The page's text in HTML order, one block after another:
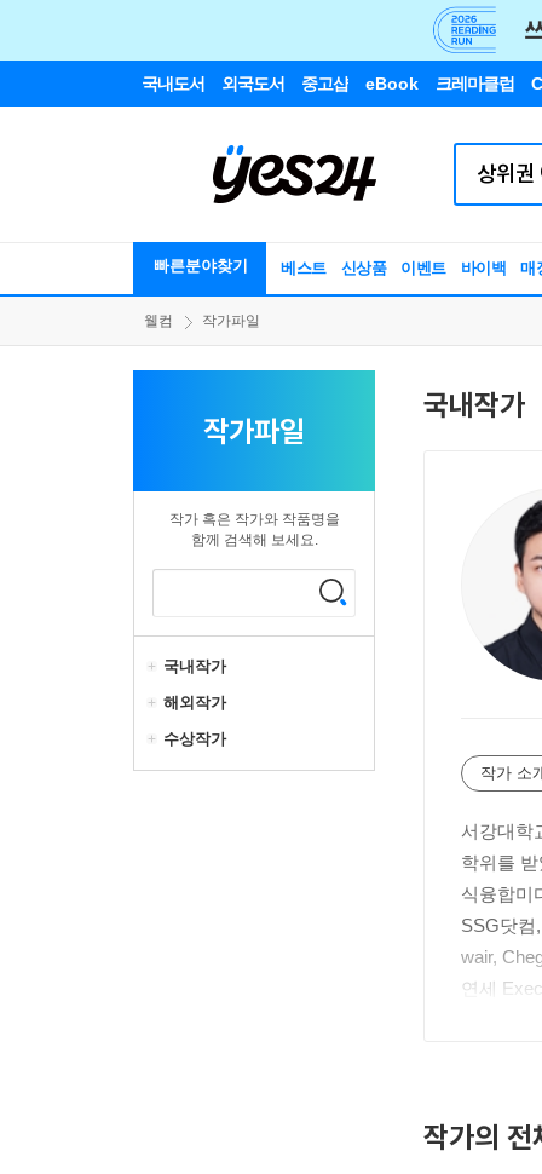
국내도서 외국도서 중고샵 eBook 크레마클럽
빠른분야찾기 베스트 신상품 이벤트 바이백 매
웰컴 작가파일
작가파일
작가 혹은 작가와 작품명을
함께 검색해 보세요.
국내작가
해외작가
수상작가
국내작가
작가 소
서강대학
학위를
식융합미
SSG닷컴
wair,
연세
작가의 전